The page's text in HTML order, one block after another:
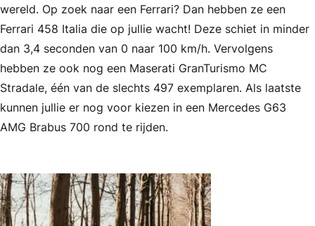
wereld. Op zoek naar een Ferrari? Dan hebben ze een
Ferrari 458 Italia die op jullie wacht! Deze schiet in minder
dan 3,4 seconden van 0 naar 100 km/h. Vervolgens
hebben ze ook nog een Maserati GranTurismo MC
Stradale, één van de slechts 497 exemplaren. Als laatste
kunnen jullie er nog voor kiezen in een Mercedes G63
AMG Brabus 700 rond te rijden.